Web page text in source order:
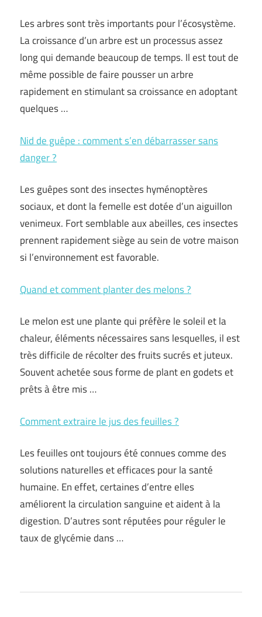
Les arbres sont très importants pour l’écosystème.
La croissance d’un arbre est un processus assez
long qui demande beaucoup de temps. Il est tout de
même possible de faire pousser un arbre
rapidement en stimulant sa croissance en adoptant
quelques …
Nid de guêpe : comment s’en débarrasser sans
danger ?
Les guêpes sont des insectes hyménoptères
sociaux, et dont la femelle est dotée d’un aiguillon
venimeux. Fort semblable aux abeilles, ces insectes
prennent rapidement siège au sein de votre maison
si l’environnement est favorable.
Quand et comment planter des melons ?
Le melon est une plante qui préfère le soleil et la
chaleur, éléments nécessaires sans lesquelles, il est
très difficile de récolter des fruits sucrés et juteux.
Souvent achetée sous forme de plant en godets et
prêts à être mis …
Comment extraire le jus des feuilles ?
Les feuilles ont toujours été connues comme des
solutions naturelles et efficaces pour la santé
humaine. En effet, certaines d’entre elles
améliorent la circulation sanguine et aident à la
digestion. D’autres sont réputées pour réguler le
taux de glycémie dans …